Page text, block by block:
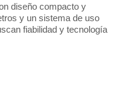
diseño compacto y
y un sistema de uso
fiabilidad y tecnología